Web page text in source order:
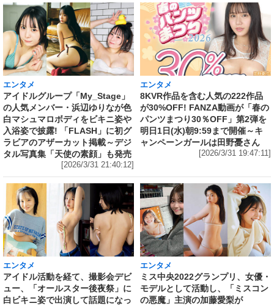
エンタメ
アイドルグループ「My_Stage」
の人気メンバー・浜辺ゆりなが色
白マシュマロボディをビキニ姿や
入浴姿で披露! 「FLASH」に初グ
ラビアのアザーカット掲載～デジ
タル写真集「天使の素顔」も発売
[2026/3/31 21:40:12]
エンタメ
8KVR作品を含む人気の222作品
が30%OFF! FANZA動画が「春の
パンツまつり30％OFF」第2弾を
明日1日(水)朝9:59まで開催～キ
ャンペーンガールは田野憂さん
[2026/3/31 19:47:11]
エンタメ
アイドル活動を経て、撮影会デビ
ュー、「オールスター後夜祭」に
白ビキニ姿で出演して話題になっ
エンタメ
ミス中央2022グランプリ、女優・
モデルとして活動し、「ミスコン
の悪魔」主演の加藤愛梨が